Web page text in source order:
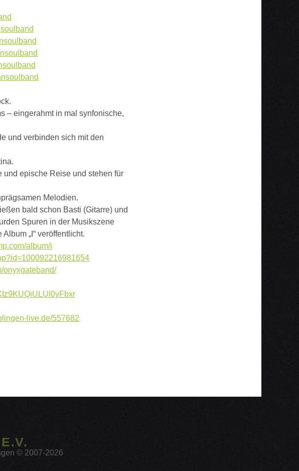
– eingerahmt in mal synfonische,
und verbinden sich mit den
und epische Reise und stehen für
Melodien.
bald schon Basti (Gitarre) und
Spuren in der Musikszene
„I“ veröffentlicht.
album/i
onyxgateband/
live.de/557682
© 2007-2026